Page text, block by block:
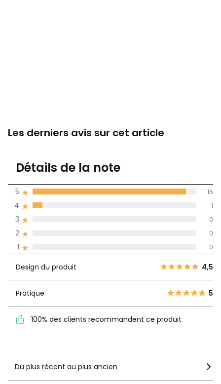
Les derniers avis sur cet article
4,9
moyenne des avis
dans toutes les
1 0
2
3 0
4
5 4,5
recommandent ce produit
Détails de la note
1 0
2 0
3 0
4 1
5 16
Design du produit 4,5
Pratique 5
100% des clients recommandent ce produit
Du plus récent au plus ancien